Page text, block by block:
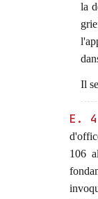
la
Il
E. 4
106